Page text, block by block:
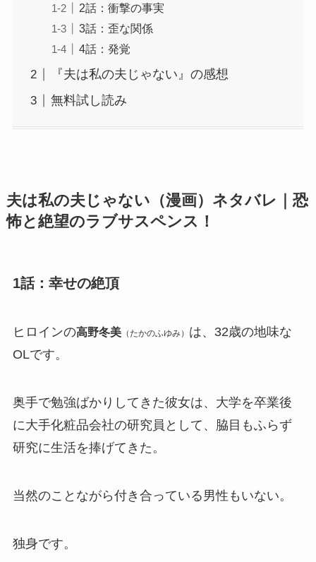
2話：衝撃の事実
3話：歪な関係
4話：発覚
『夫は私の夫じゃない』の感想
無料試し読み
夫は私の夫じゃない（漫画）ネタバレ｜恐
怖と絶望のラブサスペンス！
1話：幸せの絶頂
ヒロインの高野冬美（たかのふゆみ） は、32歳の地味な
OLです。
奥手で勉強ばかりしてきた彼女は、大学を卒業後
に大手化粧品会社の研究員として、脇目もふらず
研究に生活を捧げてきた。
当然のことながら付き合っている男性もいない。
独身です。